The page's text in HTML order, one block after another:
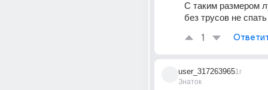
С таким размером
без трусов не спать
1
user_317263965
Знаток
1г